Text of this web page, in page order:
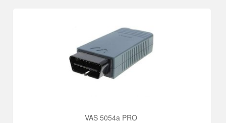
VAS 5054a PRO